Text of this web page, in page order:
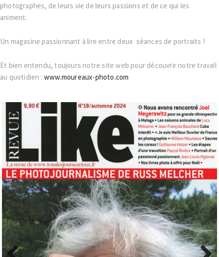
photographes, de leurs vie de leurs passions et de ce qui les
animent.
Un magasine passionnant à lire entre deux séances de portraits !
Et bien entendu, toujours notre site web pour découvrir notre travail
au quotidien : www.moureaux-photo.com